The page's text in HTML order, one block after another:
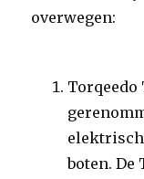
overwegen:
Torqeedo
boten. De